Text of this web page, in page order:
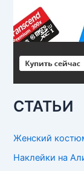
СТАТЬИ
Женский
Наклейки на